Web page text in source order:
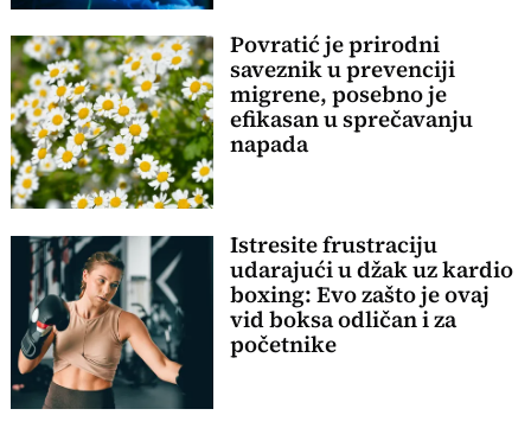
Povratić je prirodni
saveznik u prevenciji
migrene, posebno je
efikasan u sprečavanju
napada
Istresite frustraciju
udarajući u džak uz kardio
boxing: Evo zašto je ovaj
vid boksa odličan i za
početnike